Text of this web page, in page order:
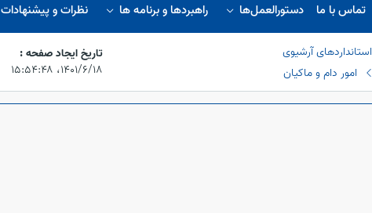
تماس با ما دستورالعمل‌ها راهبردها و برنامه ها نظرات و پیشنهادات
استانداردهای آرشیوی
امور دام و ماکیان
تاریخ ایجاد صفحه :
۱۴۰۱/۶/۱۸،‏ ۱۵:۵۴:۴۸